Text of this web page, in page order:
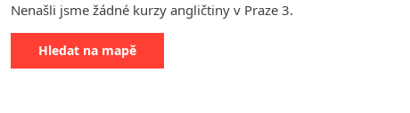
Labem
Nenašli jsme žádné kurzy angličtiny v Praze 3.
Hledat na mapě